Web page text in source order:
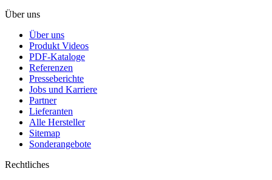
Über uns
Über uns
Produkt Videos
PDF-Kataloge
Referenzen
Presseberichte
Jobs und Karriere
Partner
Lieferanten
Alle Hersteller
Sitemap
Sonderangebote
Rechtliches